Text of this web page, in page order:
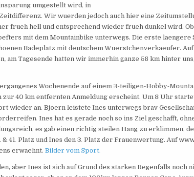
umgestellt wird, in
Wir wuerden jedoch auch hier eine
frueh hell und entsprechend wieder frueh dunkel wird.
mit dem Mountainbike unterwegs. Die erste laengere
Badeplatz mit deutschem Wuerstchenverkaeufer.
am Tagesende hatten wir immerhin ganze 58 km hinter
Wochenende auf einem 3-teiligen-Hobby-
40 km entfernten Anmeldung erscheint. Um 8 Uhr
wieder an. Bjoern leistete Ines unterwegs brav
Ines hat es gerade noch so ins Ziel geschafft,
es gab einen richtig steilen Hang zu erklimmen,
41. Platz und Ines den 3. Platz der Frauenwertung. Auf
erwaehnt.Bilder vom Sport.
aber Ines ist sich auf Grund des starken Regenfalls noch